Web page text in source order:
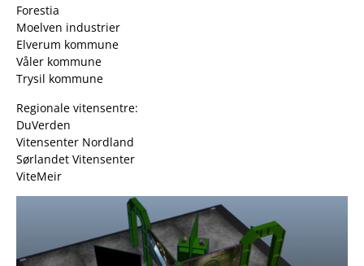
Forestia
Moelven industrier
Elverum kommune
Våler kommune
Trysil kommune
Regionale vitensentre:
DuVerden
Vitensenter Nordland
Sørlandet Vitensenter
ViteMeir